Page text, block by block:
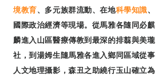
境教育、多元族群流動、在地科學知識、
國際政治經濟等現場。從馬雅各隨同必麒
麟進入山區醫療傳教到最深的排翦與美瓏
社，到湯姆生隨馬雅各進入鄉同區域從事
人文地理攝影，森丑之助繞行玉山確立為